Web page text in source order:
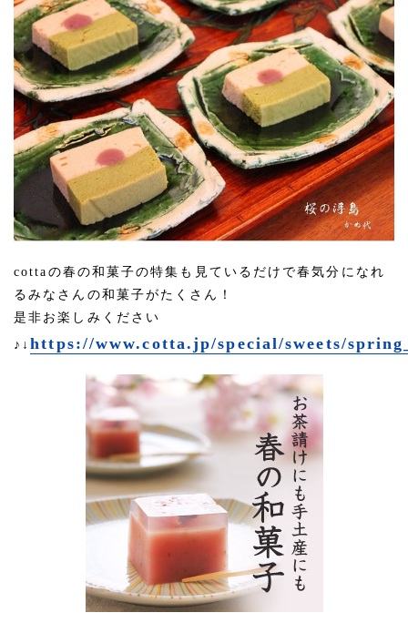
cottaの春の和菓子の特集も見ているだけで春気分になれ
るみなさんの和菓子がたくさん！
是非お楽しみください
♪↓ https://www.cotta.jp/special/sweets/